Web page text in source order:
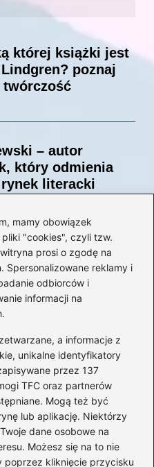
mamy obowiązek
pliki "cookies", czyli tzw.
prosi o zgodę na
Spersonalizowane reklamy i
odbiorców i
informacji na
a informacje z
unikalne identyfikatory
przez 137
TFC oraz partnerów
Mogą też być
lub aplikację. Niektórzy
dane osobowe na
Możesz się na to nie
kliknięcie przycisku
której książki jest
poznaj
twórczość
– autor
który odmienia
literacki
kulisy życia
książki o Kubusiu
książki autora
które
przeczytać
magiczny
książki napisał